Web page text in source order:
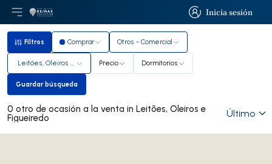
Inicia sesión
Inicia sesión
Abrir el menú principal
Logotipo
Filtros
Filtros Comprar Otros - Comercial
Leitões, Oleiros e Figueiredo
Precio Dormitorios
Guardar búsqueda
Guardar búsqueda
0 otro de ocasión a la venta in Leitões, Oleiros e
Figueiredo Último